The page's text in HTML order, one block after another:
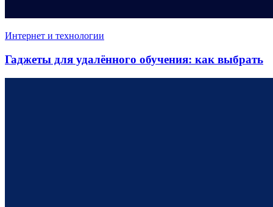
Интернет и технологии
Гаджеты для удалённого обучения: как выбрать